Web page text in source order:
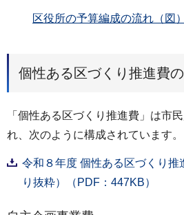
区役所の予算編成の流れ（図
個性ある区づくり推進費
「個性ある区づくり推進費」は市
れ、次のように構成されています。
令和８年度 個性ある区づくり推
り抜粋）（PDF：447KB）